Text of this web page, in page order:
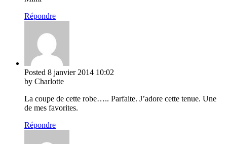
Répondre
Posted 8 janvier 2014 10:02
by Charlotte
La coupe de cette robe….. Parfaite. J’adore cette tenue. Une
de mes favorites.
Répondre